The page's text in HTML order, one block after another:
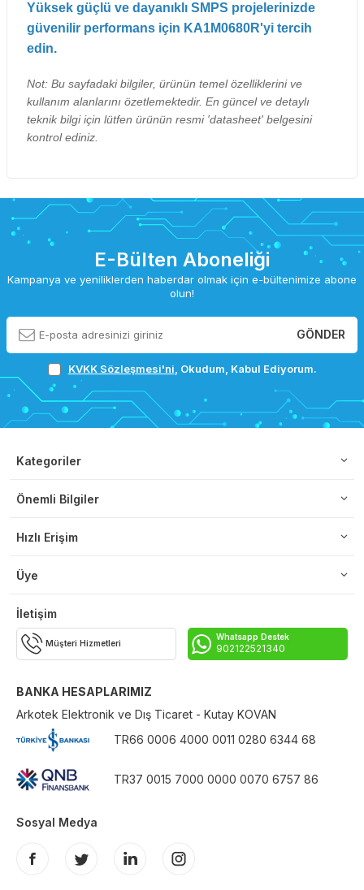
Yüksek güçlü ve dayanıklı SMPS projelerinizde
güvenilir performans için KA1M0680R'yi tercih
edin.
Not: Bu sayfadaki bilgiler, ürünün temel özelliklerini ve
kullanım alanlarını özetlemektedir. En güncel ve detaylı
teknik bilgi için lütfen ürünün resmi 'datasheet' belgesini
kontrol ediniz.
E-Bülten Aboneliği
Kampanya ve yeniliklerden haberdar olmak için e-bültenimize abone
olun!
GÖNDER
KVKK Sözleşmesi'ni , Okudum, Kabul Ediyorum.
Kategoriler
Önemli Bilgiler
Hızlı Erişim
Üye
İletişim
Müşteri Hizmetleri
Whatsapp Destek
902122521340
BANKA HESAPLARIMIZ
Arkotek Elektronik ve Dış Ticaret - Kutay KOVAN
TR66 0006 4000 0011 0280 6344 68
TR37 0015 7000 0000 0070 6757 86
Sosyal Medya